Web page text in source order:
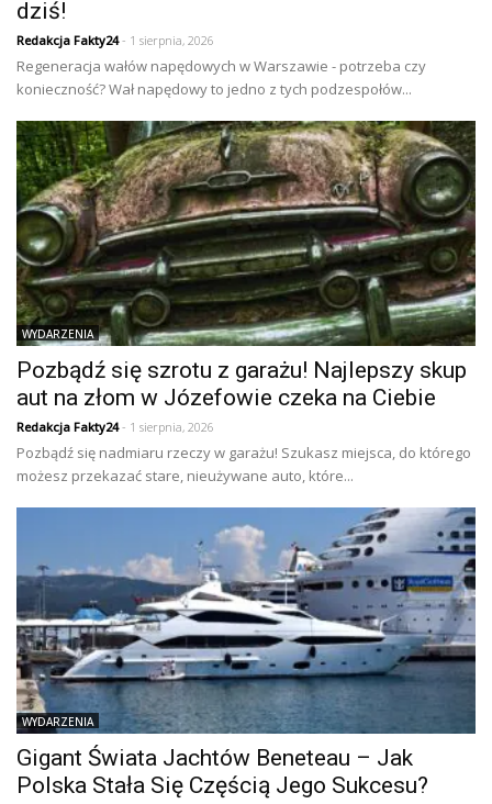
dziś!
Redakcja Fakty24- 1 sierpnia, 2026
Regeneracja wałów napędowych w Warszawie - potrzeba czy
konieczność? Wał napędowy to jedno z tych podzespołów...
WYDARZENIA
Pozbądź się szrotu z garażu! Najlepszy skup
aut na złom w Józefowie czeka na Ciebie
Redakcja Fakty24- 1 sierpnia, 2026
Pozbądź się nadmiaru rzeczy w garażu! Szukasz miejsca, do którego
możesz przekazać stare, nieużywane auto, które...
WYDARZENIA
Gigant Świata Jachtów Beneteau – Jak
Polska Stała Się Częścią Jego Sukcesu?